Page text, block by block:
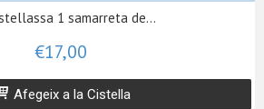
1 samarreta de...
€17,00
Afegeix a la Cistella